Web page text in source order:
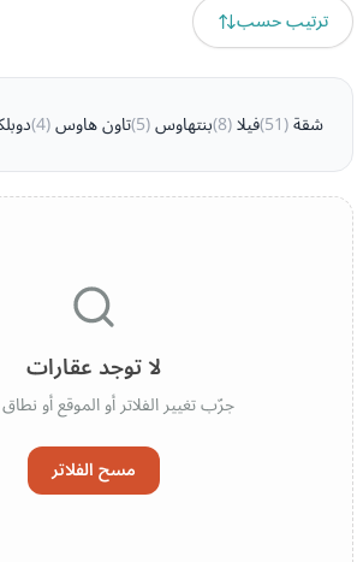
ترتيب حسب
شقة(
51
)فيلا(
8
)بنتهاوس(
5
)تاون هاوس(
4
)
لا توجد عقارات
جرّب تغيير الفلاتر أو الموقع أو
مسح الفلاتر